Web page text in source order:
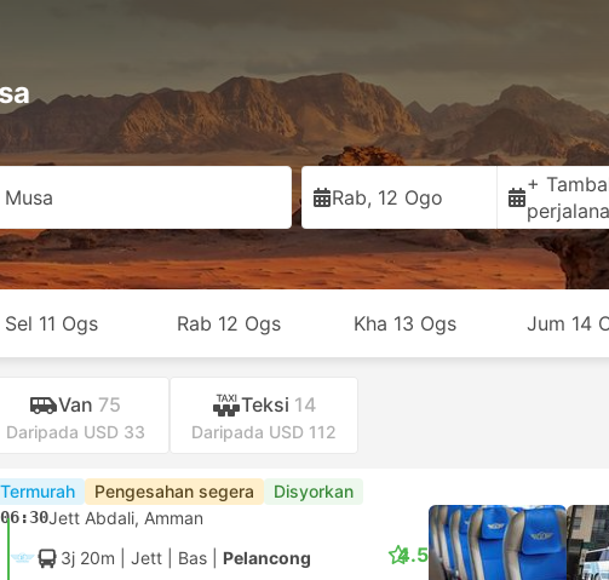
Rab, 12 Ogo
+
Sel 11 Ogs Rab 12 Ogs Kha 13 Ogs Jum 14
Van 75
Daripada USD 33
Teksi 14
Daripada USD 112
Termurah Pengesahan segera Disyorkan
06:30Jett Abdali, Amman
3j 20m | Jett Bas Pelancong 4.5